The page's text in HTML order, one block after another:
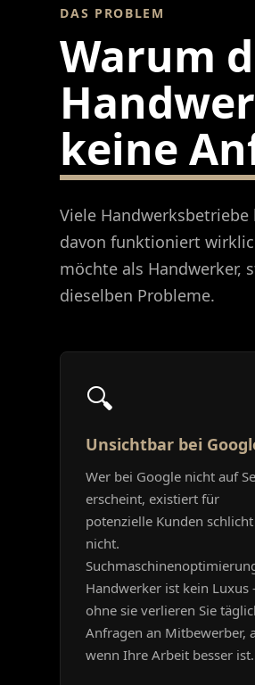
DAS PROBLEM
Warum
keine
Viele
davon funktioniert
möchte als Handwerker,
dieselben Probleme.
🔍
Unsichtbar bei
Wer bei Google nicht auf
erscheint, existiert für
potenzielle Kunden schlicht
nicht.
Handwerker ist kein
ohne sie verlieren Sie
Anfragen an Mitbewerber,
wenn Ihre Arbeit besser ist.